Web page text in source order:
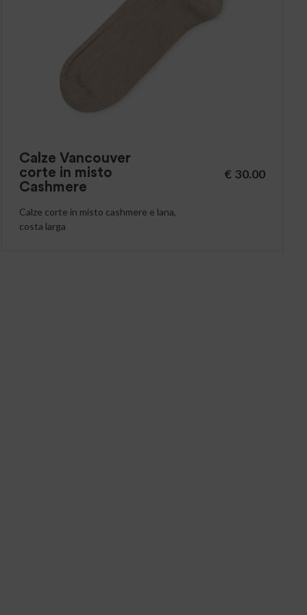
Calze Vancouver
corte in misto
Cashmere
€ 30.00
Calze corte in misto cashmere e lana,
costa larga